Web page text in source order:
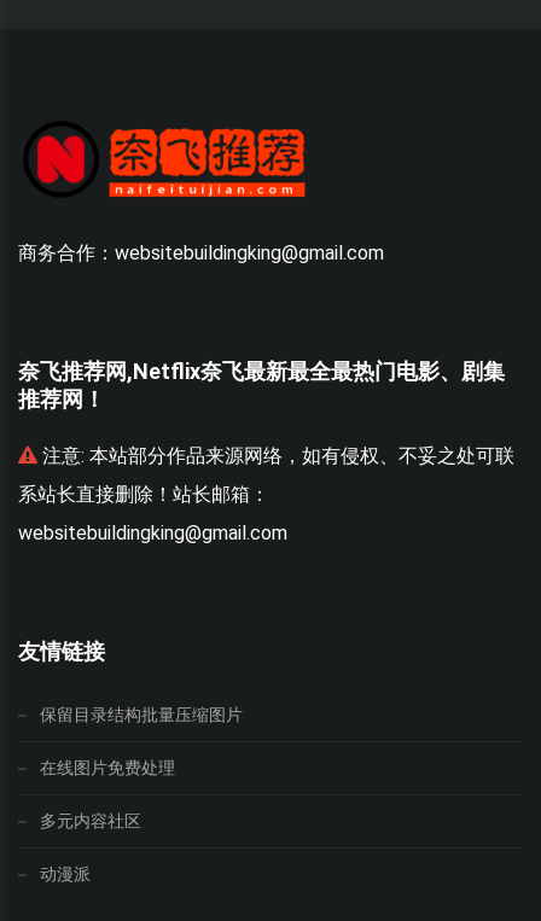
商务合作：websitebuildingking@gmail.com
奈飞推荐网,Netflix奈飞最新最全最热门电影、剧集
推荐网！
注意: 本站部分作品来源网络，如有侵权、不妥之处可联
系站长直接删除！站长邮箱：
websitebuildingking@gmail.com
友情链接
保留目录结构批量压缩图片
在线图片免费处理
多元内容社区
动漫派